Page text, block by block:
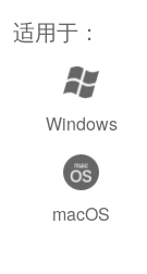
适用于：
Windows
macOS